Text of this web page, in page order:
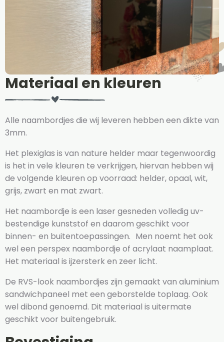
Materiaal en kleuren
Alle naambordjes die wij leveren hebben een dikte van
3mm.
Het plexiglas is van nature helder maar tegenwoordig
is het in vele kleuren te verkrijgen, hiervan hebben wij
de volgende kleuren op voorraad: helder, opaal, wit,
grijs, zwart en mat zwart.
Het naambordje is een laser gesneden volledig uv-
bestendige kunststof en daarom geschikt voor
binnen- en buitentoepassingen. Men noemt het ook
wel een perspex naambordje of acrylaat naamplaat.
Het materiaal is ijzersterk en zeer licht.
De RVS-look naambordjes zijn gemaakt van aluminium
sandwichpaneel met een geborstelde toplaag. Ook
wel dibond genoemd. Dit materiaal is uitermate
geschikt voor buitengebruik.